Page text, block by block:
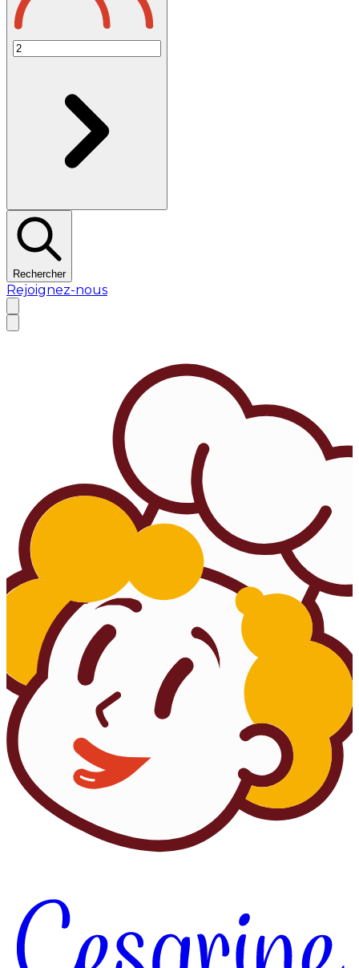
Rechercher
Rejoignez-nous